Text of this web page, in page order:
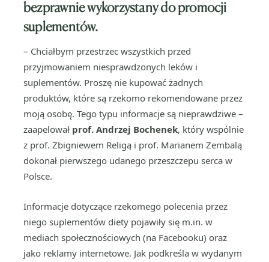
bezprawnie wykorzystany do promocji
suplementów.
– Chciałbym przestrzec wszystkich przed
przyjmowaniem niesprawdzonych leków i
suplementów. Proszę nie kupować żadnych
produktów, które są rzekomo rekomendowane przez
moją osobę. Tego typu informacje są nieprawdziwe –
zaapelował prof. Andrzej Bochenek, który wspólnie
z prof. Zbigniewem Religą i prof. Marianem Zembalą
dokonał pierwszego udanego przeszczepu serca w
Polsce.
Informacje dotyczące rzekomego polecenia przez
niego suplementów diety pojawiły się m.in. w
mediach społecznościowych (na Facebooku) oraz
jako reklamy internetowe. Jak podkreśla w wydanym